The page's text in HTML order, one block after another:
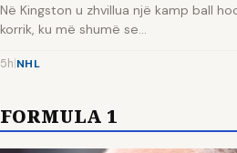
Në Kingston u zhvillua një kamp ball
korrik, ku më shumë se…
5h NHL
FORMULA 1